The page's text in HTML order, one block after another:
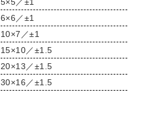
6×6／±1
10×7／±1
15×10／±1.5
20×13／±1.5
30×16／±1.5